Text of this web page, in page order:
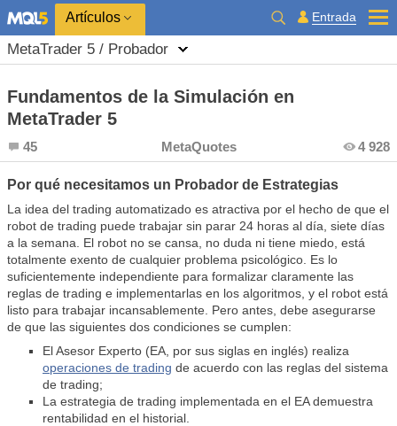
Artículos Entrada
MetaTrader 5 / Probador
Fundamentos de la Simulación en
MetaTrader 5
45 MetaQuotes 4 928
Por qué necesitamos un Probador de Estrategias
La idea del trading automatizado es atractiva por el hecho de que el
robot de trading puede trabajar sin parar 24 horas al día, siete días
a la semana. El robot no se cansa, no duda ni tiene miedo, está
totalmente exento de cualquier problema psicológico. Es lo
suficientemente independiente para formalizar claramente las
reglas de trading e implementarlas en los algoritmos, y el robot está
listo para trabajar incansablemente. Pero antes, debe asegurarse
de que las siguientes dos condiciones se cumplen:
El Asesor Experto (EA, por sus siglas en inglés) realiza
operaciones de trading de acuerdo con las reglas del sistema
de trading;
La estrategia de trading implementada en el EA demuestra
rentabilidad en el historial.